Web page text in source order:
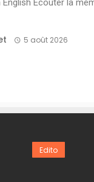
Écouter la
5 août 2026
Edito